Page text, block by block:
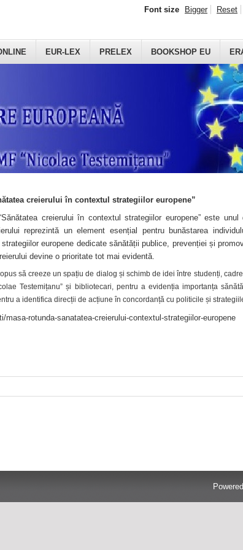
EUR-LEX PRELEX BOOKSHOP EU
Font size Bigger Reset
creierului în contextul strategiilor europene”
creierului în contextul strategiilor europene” este unul
reprezintă un element esențial pentru bunăstarea
europene dedicate sănătății publice, prevenției și
devine o prioritate tot mai evidentă.
să creeze un spațiu de dialog și schimb de idei între studenți,
Testemițanu” și bibliotecari, pentru a evidenția importanța
a identifica direcții de acțiune în concordanță cu politicile și
masa-rotunda-sanatatea-creierului-contextul-strategiilor-europene